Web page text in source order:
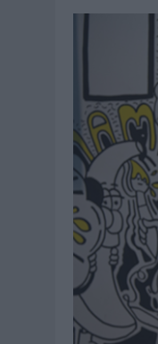
06/08/2026 |
06/08/2026
06/08/2026 |
06/08/2026 |
06/08/2026 |
06/08/2026
05/08/2026 |
05/08/2026 |
05/08/2026 |